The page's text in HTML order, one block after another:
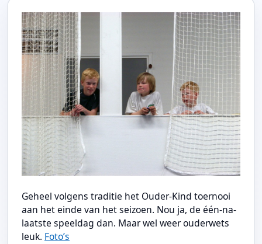
Geheel volgens traditie het Ouder-Kind toernooi
aan het einde van het seizoen. Nou ja, de één-na-
laatste speeldag dan. Maar wel weer ouderwets
leuk. Foto’s